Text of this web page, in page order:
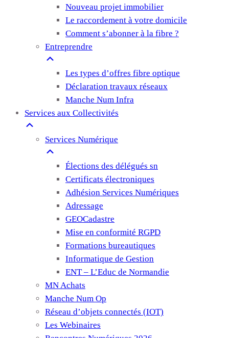
Nouveau projet immobilier
Le raccordement à votre domicile
Comment s’abonner à la fibre ?
Entreprendre
Les types d’offres fibre optique
Déclaration travaux réseaux
Manche Num Infra
Services aux Collectivités
Services Numérique
Élections des délégués sn
Certificats électroniques
Adhésion Services Numériques
Adressage
GEOCadastre
Mise en conformité RGPD
Formations bureautiques
Informatique de Gestion
ENT – L’Educ de Normandie
MN Achats
Manche Num Op
Réseau d’objets connectés (IOT)
Les Webinaires